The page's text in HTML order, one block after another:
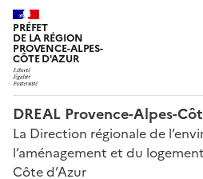
PRÉFET
DE LA RÉGION
PROVENCE-ALPES-
CÔTE D'AZUR
DREAL Provence-Alpes-
La Direction régionale de
l’aménagement et du
Côte d’Azur